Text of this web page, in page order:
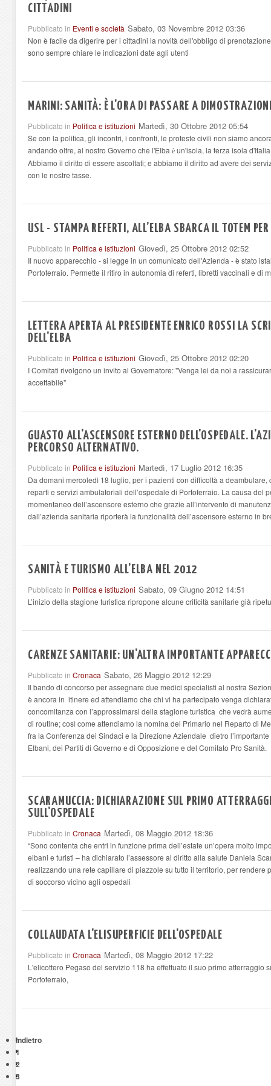
CITTADINI
Pubblicato in Eventi e società Sabato, 03 Novembre 2012 03:36
Non è facile da digerire per i cittadini la novità dell'obbligo di
sono sempre chiare le indicazioni date agli utenti
MARINI: SANITÀ: È L'ORA DI PASSARE A
Pubblicato in Politica e istituzioni Martedì, 30 Ottobre 2012 05:54
Se con la politica, gli incontri, i confronti, le proteste civili non siamo
andando oltre, al nostro Governo che l'Elba è un'isola, la terza isola
Abbiamo il diritto di essere ascoltati; e abbiamo il diritto ad avere dei
con le nostre tasse.
USL - STAMPA REFERTI, ALL’ELBA SBARCA IL TOTEM
Pubblicato in Politica e istituzioni Giovedì, 25 Ottobre 2012 02:52
Il nuovo apparecchio - si legge in un comunicato dell'Azienda - è stato
Portoferraio. Permette il ritiro in autonomia di referti, libretti vaccinali e di
LETTERA APERTA AL PRESIDENTE ENRICO ROSSI LA
DELL'ELBA
Pubblicato in Politica e istituzioni Giovedì, 25 Ottobre 2012 02:20
I Comitati rivolgono un invito al Governatore: "Venga lei da noi a
accettabile"
GUASTO ALL'ASCENSORE ESTERNO DELL'OSPEDALE.
PERCORSO ALTERNATIVO.
Pubblicato in Politica e istituzioni Martedì, 17 Luglio 2012 16:35
Da domani mercoledì 18 luglio, per i pazienti con difficoltà a
reparti e servizi ambulatoriali dell’ospedale di Portoferraio. La causa del
momentaneo dell’ascensore esterno che grazie all’intervento di
dall’azienda sanitaria riporterà la funzionalità dell’ascensore esterno in
SANITÀ E TURISMO ALL’ELBA NEL 2012
Pubblicato in Politica e istituzioni Sabato, 09 Giugno 2012 14:51
L’inizio della stagione turistica ripropone alcune criticità sanitarie già
CARENZE SANITARIE: UN'ALTRA IMPORTANTE
Pubblicato in Cronaca Sabato, 26 Maggio 2012 12:29
Il bando di concorso per assegnare due medici specialisti al nostra
è ancora in itinere ed attendiamo che chi vi ha partecipato venga
concomitanza con l’approssimarsi della stagione turistica che vedrà
di routine; così come attendiamo la nomina del Primario nel Reparto di
fra la Conferenza dei Sindaci e la Direzione Aziendale dietro
Elbani, dei Partiti di Governo e di Opposizione e del Comitato Pro Sanità.
SCARAMUCCIA: DICHIARAZIONE SUL PRIMO
SULL'OSPEDALE
Pubblicato in Cronaca Martedì, 08 Maggio 2012 18:36
“Sono contenta che entri in funzione prima dell’estate un’opera molto
elbani e turisti – ha dichiarato l’assessore al diritto alla salute Daniela
realizzando una rete capillare di piazzole su tutto il territorio, per rendere
di soccorso vicino agli ospedali
COLLAUDATA L'ELISUPERFICIE DELL'OSPEDALE
Pubblicato in Cronaca Martedì, 08 Maggio 2012 17:22
L'elicottero Pegaso del servizio 118 ha effettuato il suo primo atterraggio
Portoferraio,
Indietro
1
2
3